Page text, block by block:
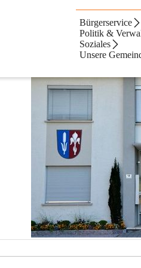
Bürgerservice
Politik &
Soziales
Unsere